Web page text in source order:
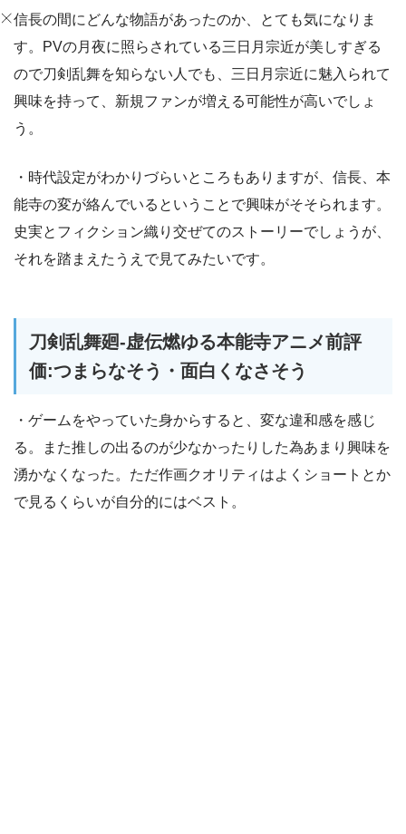
信長の間にどんな物語があったのか、とても気になりま
す。PVの月夜に照らされている三日月宗近が美しすぎる
ので刀剣乱舞を知らない人でも、三日月宗近に魅入られて
興味を持って、新規ファンが増える可能性が高いでしょ
う。
・時代設定がわかりづらいところもありますが、信長、本
能寺の変が絡んでいるということで興味がそそられます。
史実とフィクション織り交ぜてのストーリーでしょうが、
それを踏まえたうえで見てみたいです。
刀剣乱舞廻-虚伝燃ゆる本能寺アニメ前評
価:つまらなそう・面白くなさそう
・ゲームをやっていた身からすると、変な違和感を感じ
る。また推しの出るのが少なかったりした為あまり興味を
湧かなくなった。ただ作画クオリティはよくショートとか
で見るくらいが自分的にはベスト。